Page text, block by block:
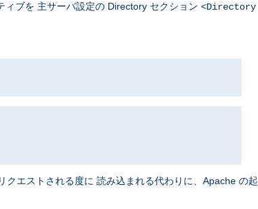
ィブを 主サーバ設定の Directory セクション <Directory
エストされる度に 読み込まれる代わりに、Apache の起